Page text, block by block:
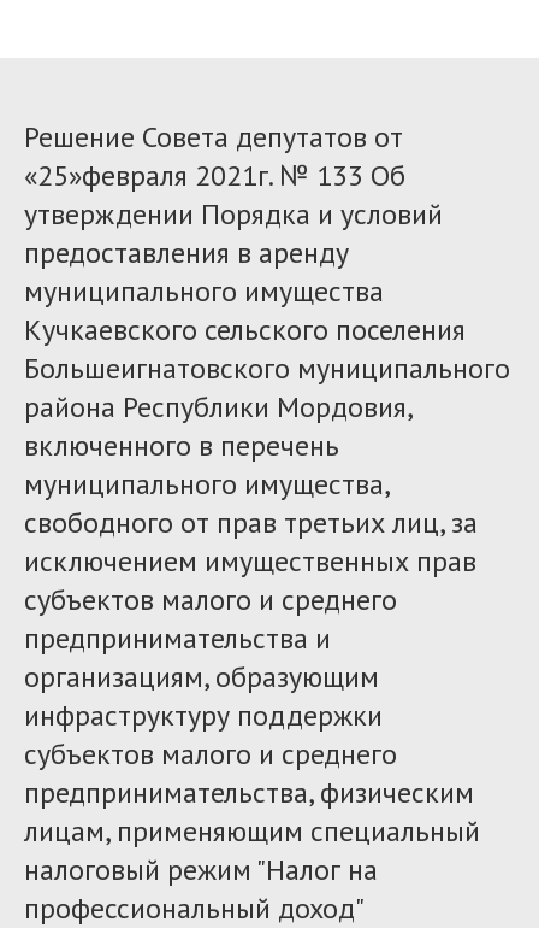
Решение Совета депутатов от
«25»февраля 2021г. № 133 Об
утверждении Порядка и условий
предоставления в аренду
муниципального имущества
Кучкаевского сельского поселения
Большеигнатовского муниципального
района Республики Мордовия,
включенного в перечень
муниципального имущества,
свободного от прав третьих лиц, за
исключением имущественных прав
субъектов малого и среднего
предпринимательства и
организациям, образующим
инфраструктуру поддержки
субъектов малого и среднего
предпринимательства, физическим
лицам, применяющим специальный
налоговый режим "Налог на
профессиональный доход"